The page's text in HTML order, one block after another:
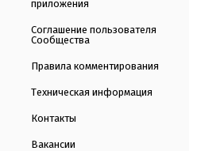
приложения
Соглашение пользователя
Сообщества
Правила комментирования
Техническая информация
Контакты
Вакансии